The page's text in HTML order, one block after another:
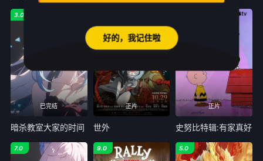
已完结
3.0
暗杀教室大家的时间
正片
世外
正片
史努比特辑:有家真好
7.0 9.0 5.0
好的，我记住啦